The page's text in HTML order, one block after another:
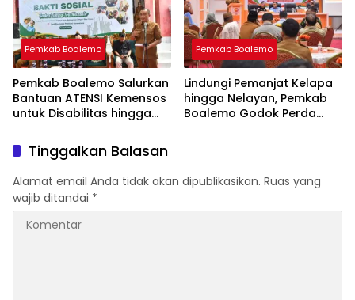
Pemkab Boalemo
Pemkab Boalemo Salurkan
Bantuan ATENSI Kemensos
untuk Disabilitas hingga
Pemkab Boalemo
Lindungi Pemanjat Kelapa
hingga Nelayan, Pemkab
Boalemo Godok Perda
Tinggalkan Balasan
Alamat email Anda tidak akan dipublikasikan. Ruas yang
wajib ditandai *